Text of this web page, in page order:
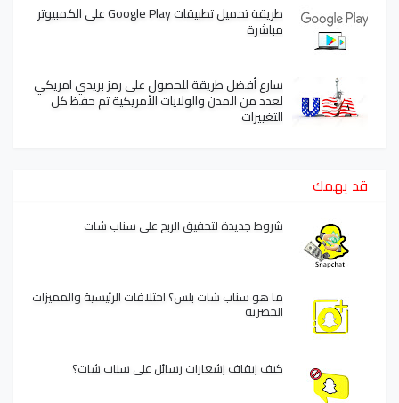
طريقة تحميل تطبيقات Google Play على الكمبيوتر
مباشرة
سارع أفضل طريقة للحصول على رمز بريدي امريكي
لعدد من المدن والولايات الأمريكية تم حفظ كل
التغييرات
قد يهمك
شروط جديدة لتحقيق الربح على سناب شات
ما هو سناب شات بلس؟ اختلافات الرئيسية والمميزات
الحصرية
كيف إيقاف إشعارات رسائل على سناب شات؟